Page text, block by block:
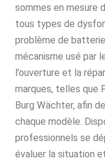
sommes en mesure
tous types de
problème de
mécanisme usé par
l’ouverture et la
marques, telles que
Burg Wächter, afin
chaque modèle.
professionnels se
évaluer la situation